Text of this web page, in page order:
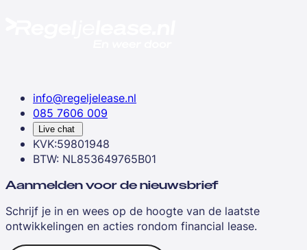
info@regeljelease.nl
085 7606 009
Live chat
KVK:59801948
BTW: NL853649765B01
Aanmelden voor de nieuwsbrief
Schrijf je in en wees op de hoogte van de laatste
ontwikkelingen en acties rondom financial lease.